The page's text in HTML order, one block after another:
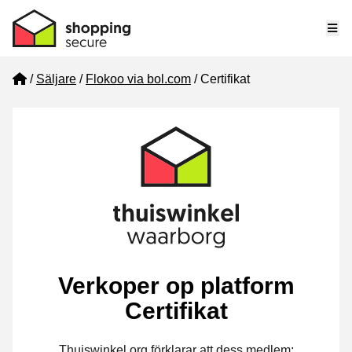
Home
Säljare Flokoo via bol.com Certifikat
Verkoper op platform
Certifikat